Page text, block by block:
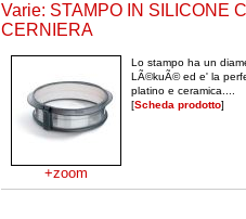
Varie: STAMPO IN SILICONE
CERNIERA
+zoom
Lo stampo ha un
LÃ©kuÃ© ed e' la
platino e ceramica....
[Scheda prodotto]